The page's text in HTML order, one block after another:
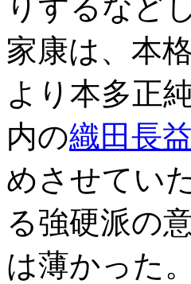
りするなど
家康は、本
より本多正
内の織田長
めさせてい
る強硬派の
は薄かった